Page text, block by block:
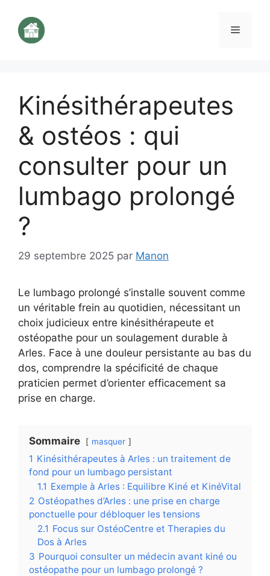
contenu
Menu
Kinésithérapeutes
& ostéos : qui
consulter pour un
lumbago prolongé
?
29 septembre 2025 par Manon
Le lumbago prolongé s’installe souvent comme
un véritable frein au quotidien, nécessitant un
choix judicieux entre kinésithérapeute et
ostéopathe pour un soulagement durable à
Arles. Face à une douleur persistante au bas du
dos, comprendre la spécificité de chaque
praticien permet d’orienter efficacement sa
prise en charge.
Sommaire masquer
1 Kinésithérapeutes à Arles : un traitement de
fond pour un lumbago persistant
1.1 Exemple à Arles : Equilibre Kiné et KinéVital
2 Ostéopathes d’Arles : une prise en charge
ponctuelle pour débloquer les tensions
2.1 Focus sur OstéoCentre et Therapies du
Dos à Arles
3 Pourquoi consulter un médecin avant kiné ou
ostéopathe pour un lumbago prolongé ?